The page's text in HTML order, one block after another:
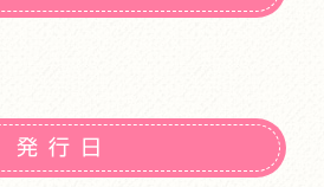
発行日